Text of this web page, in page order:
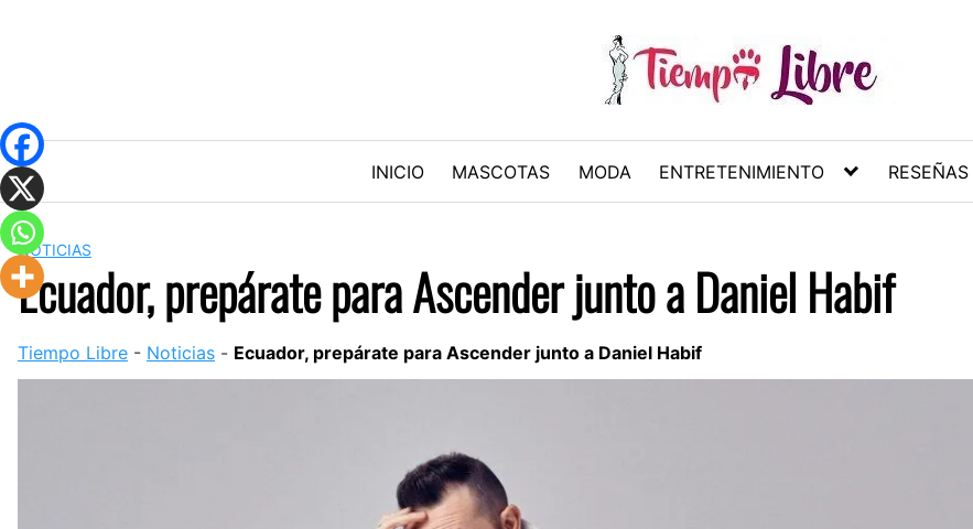
INICIO MASCOTAS MODA ENTRETENIMIENTO RESEÑAS
NOTICIAS
Ecuador, prepárate para Ascender junto a Daniel Habif
Tiempo Libre - Noticias - Ecuador, prepárate para Ascender junto a Daniel Habif